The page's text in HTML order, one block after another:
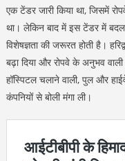
एक टेंडर जारी किया था, जिसमें
था। लेकिन बाद में इस टेंडर में
विशेषज्ञता की जरूरत होती है।
बढ़ा दिया और रोपवे के अनुभव
हॉस्पिटल चलाने वाली, पुल और
कंपनियों से बोली मंगा ली।